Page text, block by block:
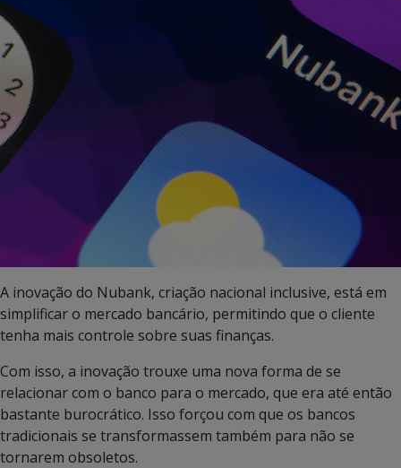
A inovação do Nubank, criação nacional inclusive, está em
simplificar o mercado bancário, permitindo que o cliente
tenha mais controle sobre suas finanças.
Com isso, a inovação trouxe uma nova forma de se
relacionar com o banco para o mercado, que era até então
bastante burocrático. Isso forçou com que os bancos
tradicionais se transformassem também para não se
tornarem obsoletos.